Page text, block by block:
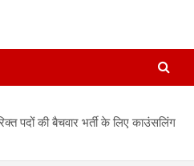
पदों की बैचवार भर्ती के लिए काउंसलिंग